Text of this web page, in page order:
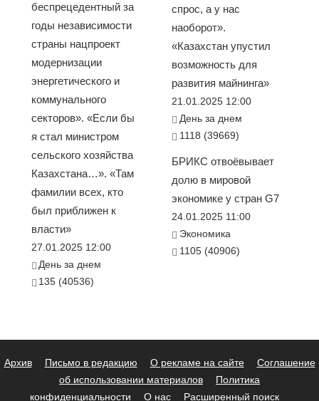
беспрецедентный за
годы независимости
страны нацпроект
модернизации
энергетического и
коммунального
секторов». «Если бы
я стал министром
сельского хозяйства
Казахстана…». «Там
фамилии всех, кто
был приближен к
власти»
27.01.2025 12:00
День за днем
135 (40536)
спрос, а у нас
наоборот».
«Казахстан упустил
возможность для
развития майнинга»
21.01.2025 12:00
День за днем
1118 (39669)
БРИКС отвоёвывает
долю в мировой
экономике у стран G7
24.01.2025 11:00
Экономика
1105 (40906)
Архив Письмо в редакцию О рекламе на сайте
Соглашение
об использовании материалов
Политика
конфиденциальности
О нас Расширенный поиск